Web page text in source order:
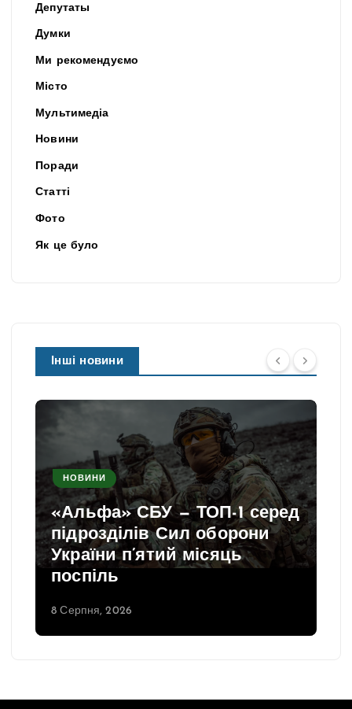
Депутаты
Думки
Ми рекомендуємо
Місто
Мультимедіа
Новини
Поради
Статті
Фото
Як це було
Інші новини
НОВИНИ
«Альфа» СБУ — ТОП-1 серед
підрозділів Сил оборони
України п’ятий місяць
поспіль
8 Серпня, 2026